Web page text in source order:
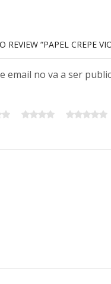
REVIEW “PAPEL CREPE
email no va a ser